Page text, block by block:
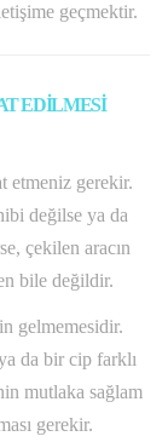
geçmektir.
EDİLMESİ
etmeniz gerekir.
değilse ya da
çekilen aracın
bile değildir.
gelmemesidir.
da bir cip farklı
mutlaka sağlam
gerekir.